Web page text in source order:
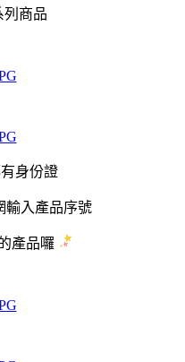
列商品
身份證
輸入產品序號
產品囉